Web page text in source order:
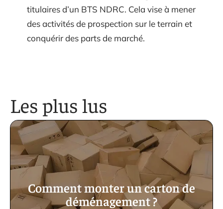
titulaires d’un BTS NDRC. Cela vise à mener
des activités de prospection sur le terrain et
conquérir des parts de marché.
Les plus lus
Comment monter un carton de
déménagement ?